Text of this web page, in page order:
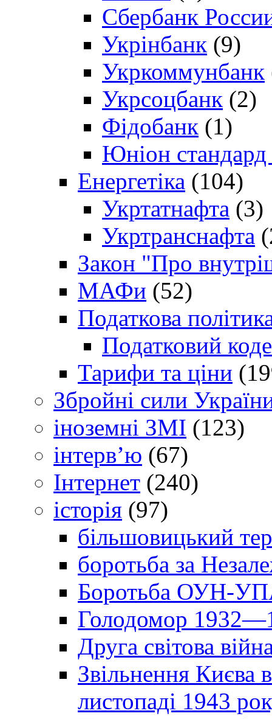
Сбербанк
Укрінбанк (9)
Укркоммунбанк
Укрсоцбанк (2)
Фідобанк (1)
Юніон стандард
Енергетіка (104)
Укртатнафта (3)
Укртранснафта
Закон "Про
МАФи (52)
Податкова
Податковий
Тарифи та ціни
Збройні сили
іноземні ЗМІ (123)
інтерв’ю (67)
Інтернет (240)
історія (97)
більшовицький
боротьба за
Боротьба ОУН-УПА
Голодомор
Друга світова
Звільнення Києва
листопаді 1943